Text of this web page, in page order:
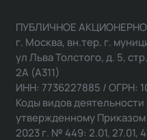
ПУБЛИЧНОЕ
г. Москва, вн.тер. г.
ул Льва Толстого, д. 5,
2А (А311)
ИНН: 7736227885 / ОГРН:
Коды видов
утвержденному
2023 г. № 449: 2.01, 27.01,